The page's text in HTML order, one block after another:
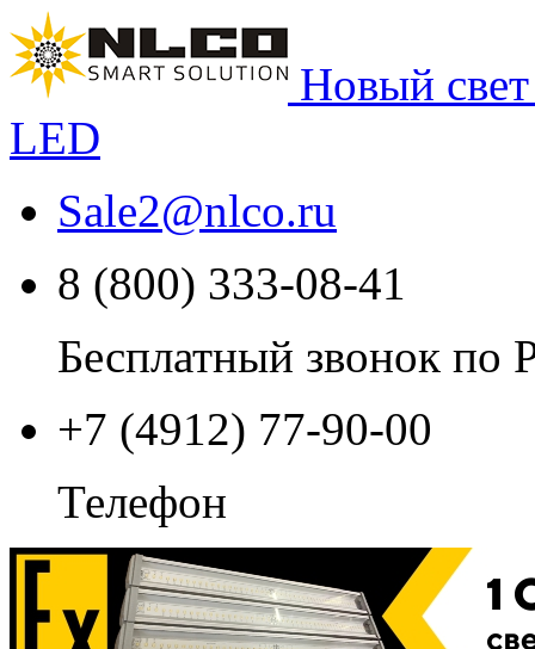
Новый
LED
Sale2@nlco.ru
8 (800) 333-08-41
Бесплатный звонок по
+7 (4912) 77-90-00
Телефон